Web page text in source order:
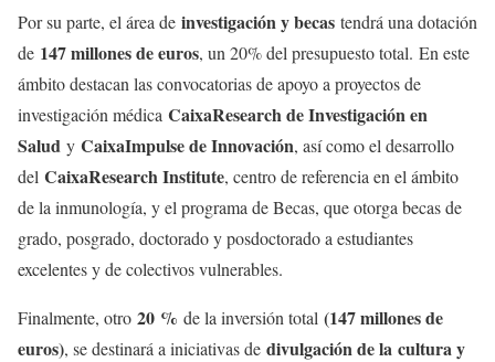
Por su parte, el área de investigación y becas tendrá una dotación
de 147 millones de euros, un 20% del presupuesto total. En este
ámbito destacan las convocatorias de apoyo a proyectos de
investigación médica CaixaResearch de Investigación en
Salud y CaixaImpulse de Innovación, así como el desarrollo
del CaixaResearch Institute, centro de referencia en el ámbito
de la inmunología, y el programa de Becas, que otorga becas de
grado, posgrado, doctorado y posdoctorado a estudiantes
excelentes y de colectivos vulnerables.
Finalmente, otro 20 % de la inversión total (147 millones de
euros), se destinará a iniciativas de divulgación de la cultura y